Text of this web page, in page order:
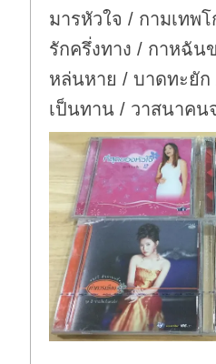
มารหัวใจ / กามเทพ
รักครึ่งทาง / กาหฉัน
หล่นหาย / บาดทะยัก
เป็นทาน / วาสนาคน